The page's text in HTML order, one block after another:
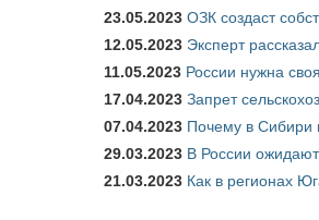
23.05.2023 ОЗК создаст
12.05.2023 Эксперт
11.05.2023 России нужна
17.04.2023 Запрет
07.04.2023 Почему в
29.03.2023 В России
21.03.2023 Как в регионах